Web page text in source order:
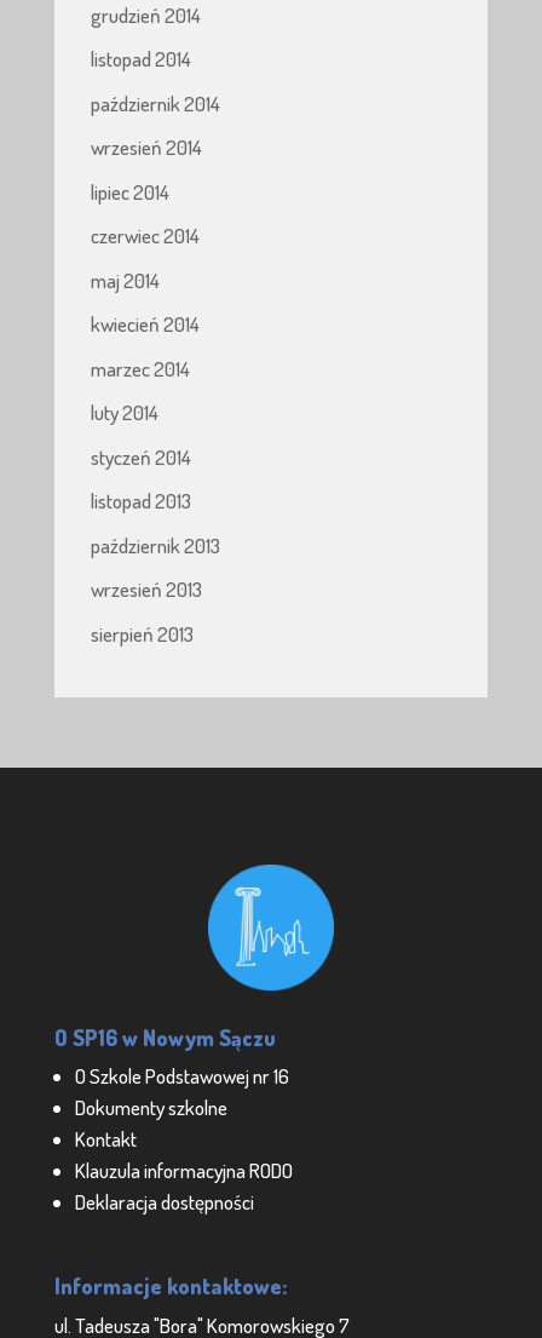
grudzień 2014
listopad 2014
październik 2014
wrzesień 2014
lipiec 2014
czerwiec 2014
maj 2014
kwiecień 2014
marzec 2014
luty 2014
styczeń 2014
listopad 2013
październik 2013
wrzesień 2013
sierpień 2013
O SP16 w Nowym Sączu
O Szkole Podstawowej nr 16
Dokumenty szkolne
Kontakt
Klauzula informacyjna RODO
Deklaracja dostępności
Informacje kontaktowe:
ul. Tadeusza "Bora" Komorowskiego 7